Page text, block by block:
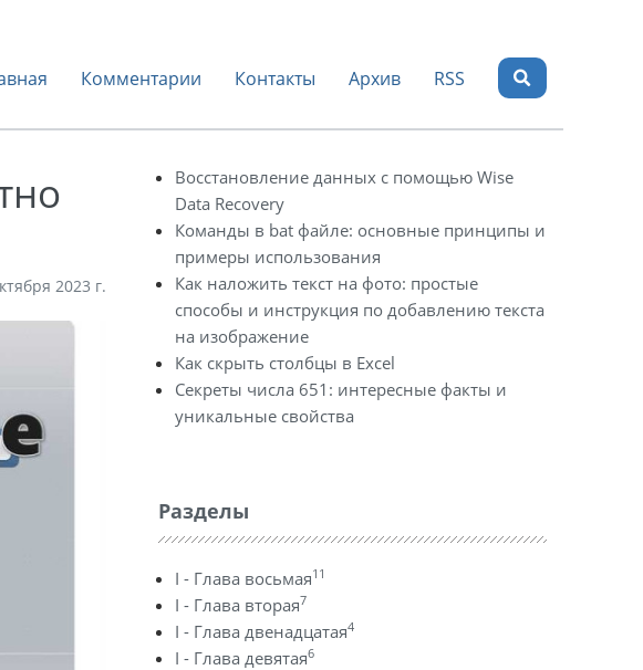
Комментарии Контакты Архив RSS
2023 г.
Восстановление данных с помощью Wise
Data Recovery
Команды в bat файле: основные принципы и
примеры использования
Как наложить текст на фото: простые
способы и инструкция по добавлению текста
на изображение
Как скрыть столбцы в Excel
Секреты числа 651: интересные факты и
уникальные свойства
Разделы
I - Глава восьмая11
I - Глава вторая7
I - Глава двенадцатая4
I - Глава девятая6